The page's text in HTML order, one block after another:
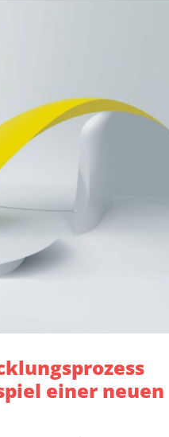
einer neuen